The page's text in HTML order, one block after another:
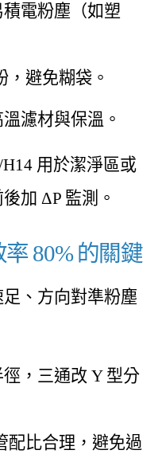
電粉塵（如塑
，避免糊袋。
濾材與保溫。
用於潔淨區或
加 ΔP 監測。
80% 的關鍵
足、方向對準粉塵
徑，三通改 Y 型分
配比合理，避免過